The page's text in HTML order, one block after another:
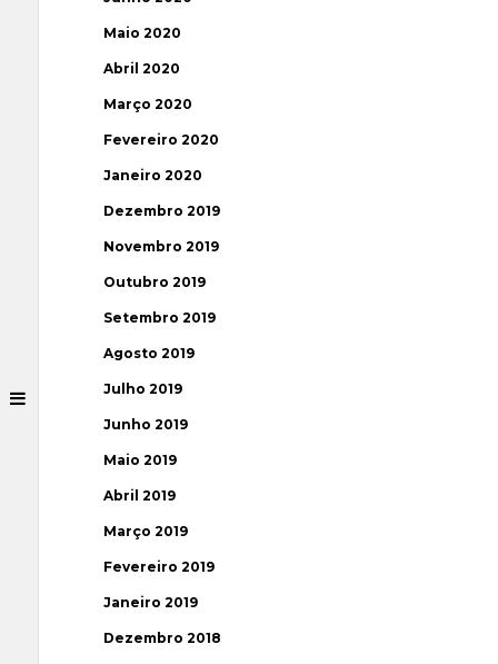
Maio 2020
Abril 2020
Março 2020
Fevereiro 2020
Janeiro 2020
Dezembro 2019
Novembro 2019
Outubro 2019
Setembro 2019
Agosto 2019
Julho 2019
Junho 2019
Maio 2019
Abril 2019
Março 2019
Fevereiro 2019
Janeiro 2019
Dezembro 2018